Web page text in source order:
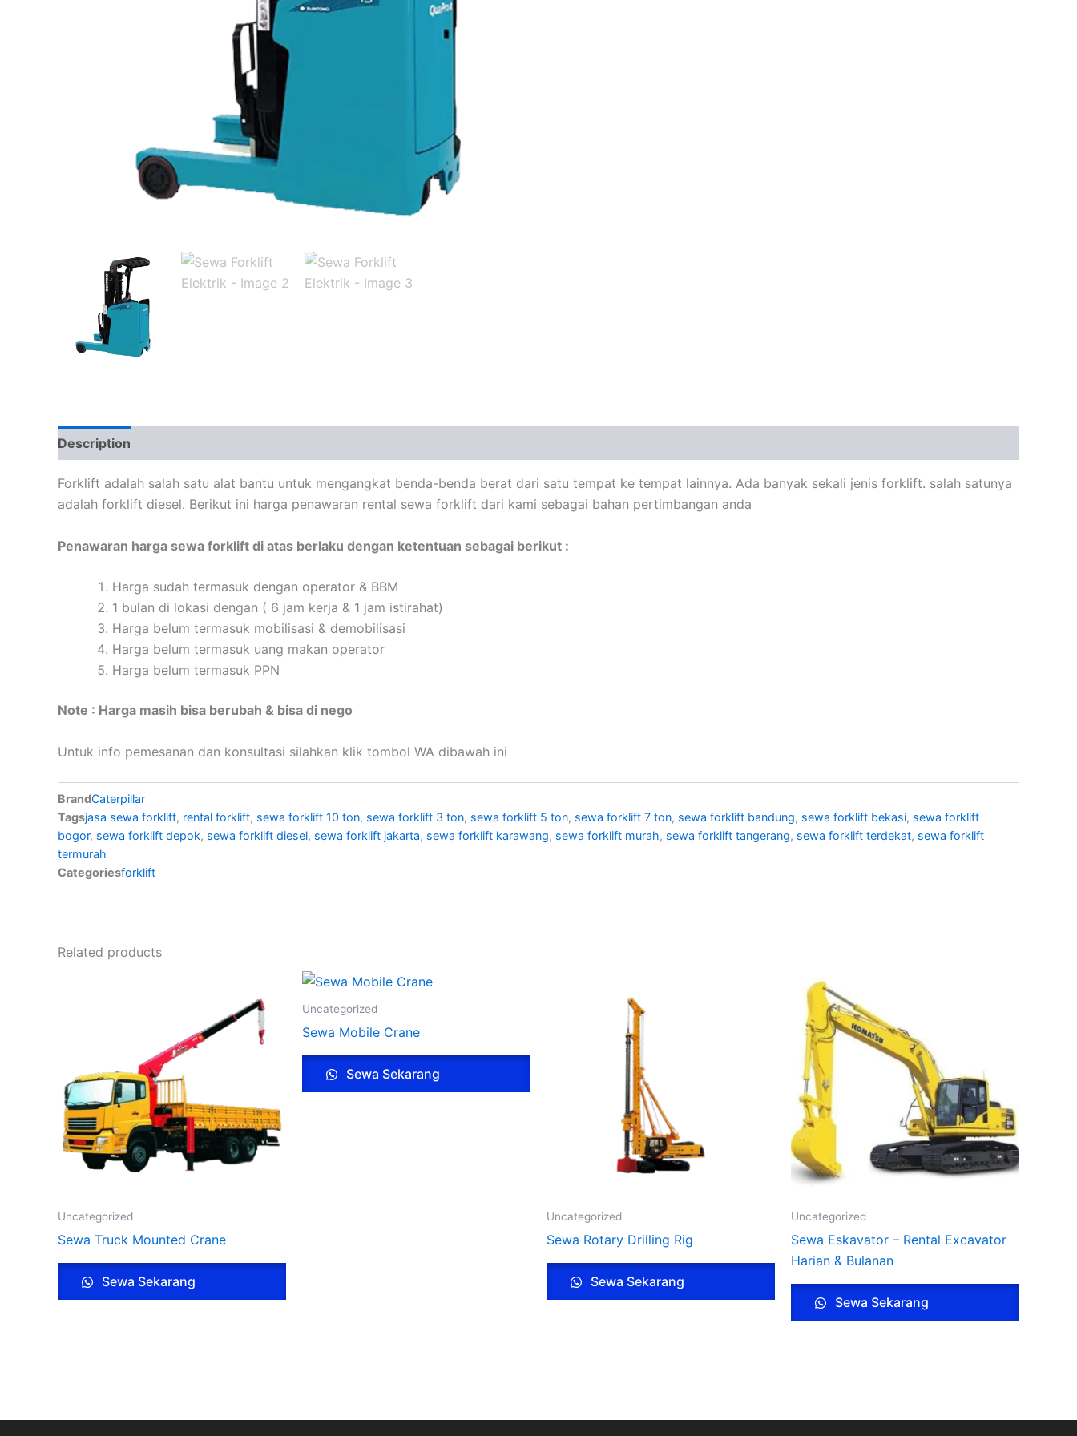
Description
Forklift adalah salah satu alat bantu untuk mengangkat benda-benda berat dari satu tempat ke tempat lainnya. Ada banyak sekali jenis forklift. salah satunya
adalah forklift diesel. Berikut ini harga penawaran rental sewa forklift dari kami sebagai bahan pertimbangan anda
Penawaran harga sewa forklift di atas berlaku dengan ketentuan sebagai berikut :
Harga sudah termasuk dengan operator & BBM
1 bulan di lokasi dengan ( 6 jam kerja & 1 jam istirahat)
Harga belum termasuk mobilisasi & demobilisasi
Harga belum termasuk uang makan operator
Harga belum termasuk PPN
Note : Harga masih bisa berubah & bisa di nego
Untuk info pemesanan dan konsultasi silahkan klik tombol WA dibawah ini
BrandCaterpillar
Tagsjasa sewa forklift, rental forklift, sewa forklift 10 ton, sewa forklift 3 ton, sewa forklift 5 ton, sewa forklift 7 ton, sewa forklift bandung, sewa forklift bekasi, sewa forklift
bogor, sewa forklift depok, sewa forklift diesel, sewa forklift jakarta, sewa forklift karawang, sewa forklift murah, sewa forklift tangerang, sewa forklift terdekat, sewa forklift
termurah
Categoriesforklift
Related products
Uncategorized
Sewa Truck Mounted Crane
Sewa Sekarang
Uncategorized
Sewa Mobile Crane
Sewa Sekarang
Uncategorized
Sewa Rotary Drilling Rig
Sewa Sekarang
Uncategorized
Sewa Eskavator – Rental Excavator
Harian & Bulanan
Sewa Sekarang